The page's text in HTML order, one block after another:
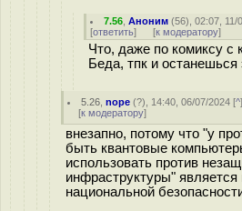
7.56 ,Аноним (56), 02:07, 11/
[ответить] [к модератору]
Что, даже по комиксу с
Беда, тпк и останешься
5.26 ,nope (?), 14:40, 06/07/2024 [^
[к модератору]
внезапно, потому что "у
быть квантовые
использовать против
инфраструктуры"
национальной